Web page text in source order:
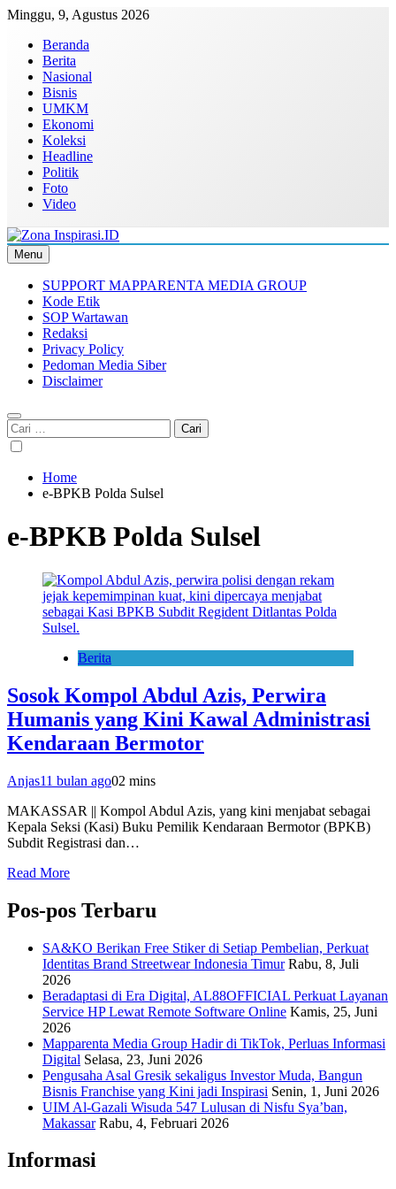
Skip
content
Minggu, 9, Agustus 2026
Beranda
Berita
Nasional
Bisnis
UMKM
Ekonomi
Koleksi
Headline
Politik
Foto
Video
Zona Inspirasi.ID
Bersama Membangun Semangat Baru
Menu
SUPPORT MAPPARENTA MEDIA GROUP
Kode Etik
SOP Wartawan
Redaksi
Privacy Policy
Pedoman Media Siber
Disclaimer
Cari
untuk:
Home
e-BPKB Polda Sulsel
e-BPKB Polda Sulsel
Berita
Sosok Kompol Abdul Azis, Perwira
Humanis yang Kini Kawal Administrasi
Kendaraan Bermotor
Anjas11 bulan ago02 mins
MAKASSAR || Kompol Abdul Azis, yang kini menjabat sebagai
Kepala Seksi (Kasi) Buku Pemilik Kendaraan Bermotor (BPKB)
Subdit Registrasi dan…
Read More
Pos-pos Terbaru
SA&KO Berikan Free Stiker di Setiap Pembelian, Perkuat
Identitas Brand Streetwear Indonesia Timur Rabu, 8, Juli
2026
Beradaptasi di Era Digital, AL88OFFICIAL Perkuat Layanan
Service HP Lewat Remote Software Online Kamis, 25, Juni
2026
Mapparenta Media Group Hadir di TikTok, Perluas Informasi
Digital Selasa, 23, Juni 2026
Pengusaha Asal Gresik sekaligus Investor Muda, Bangun
Bisnis Franchise yang Kini jadi Inspirasi Senin, 1, Juni 2026
UIM Al-Gazali Wisuda 547 Lulusan di Nisfu Sya’ban,
Makassar Rabu, 4, Februari 2026
Informasi